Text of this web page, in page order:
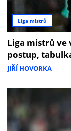
Liga mistrů
Liga mistrů ve
postup,
JIŘÍ HOVORKA